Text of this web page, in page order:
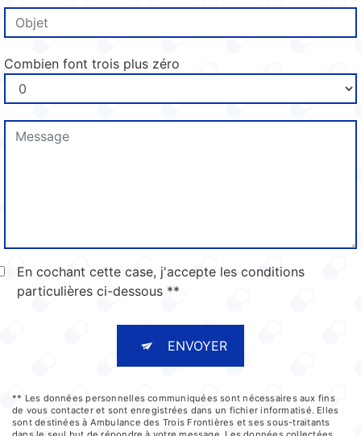
Combien font trois plus zéro
En cochant cette case, j'accepte les conditions
particulières ci-dessous **
ENVOYER
** Les données personnelles communiquées sont nécessaires aux fins
de vous contacter et sont enregistrées dans un fichier informatisé. Elles
sont destinées à Ambulance des Trois Frontières et ses sous-traitants